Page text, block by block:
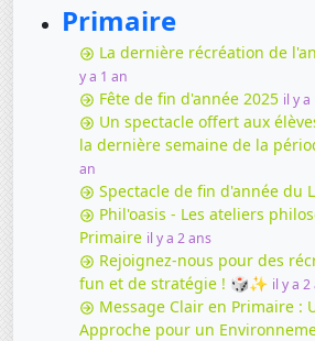
Primaire
La dernière récréation de
y a 1 an
Fête de fin d'année 2025 il y a
Un spectacle offert aux
la dernière semaine de la
an
Spectacle de fin d'année du
Phil'oasis - Les ateliers
Primaire il y a 2 ans
Rejoignez-nous pour des
fun et de stratégie ! 🎲✨ il y a
Message Clair en Primaire :
Approche pour un